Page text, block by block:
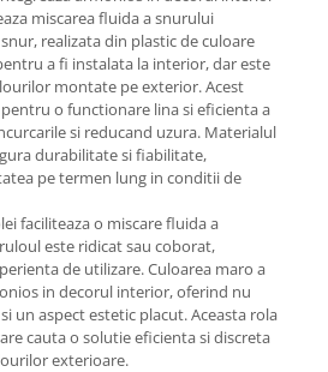
miscarea fluida a snurului
realizata din plastic de culoare
a fi instalata la interior, dar este
montate pe exterior. Acest
o functionare lina si eficienta a
si reducand uzura. Materialul
durabilitate si fiabilitate,
pe termen lung in conditii de
o miscare fluida a
este ridicat sau coborat,
de utilizare. Culoarea maro a
in decorul interior, oferind nu
un aspect estetic placut. Aceasta rola
cauta o solutie eficienta si discreta
exterioare.